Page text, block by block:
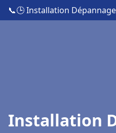
📞🕒 Installation
Installation